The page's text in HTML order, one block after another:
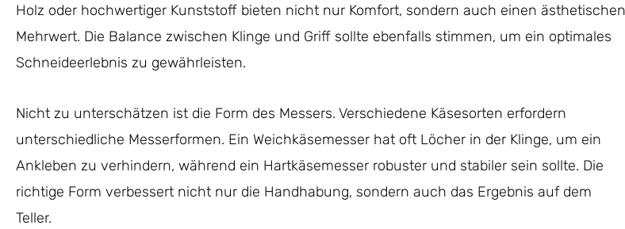
Holz oder hochwertiger Kunststoff bieten nicht nur Komfort, sondern auch einen ästhetischen
Mehrwert. Die Balance zwischen Klinge und Griff sollte ebenfalls stimmen, um ein optimales
Schneideerlebnis zu gewährleisten.
Nicht zu unterschätzen ist die Form des Messers. Verschiedene Käsesorten erfordern
unterschiedliche Messerformen. Ein Weichkäsemesser hat oft Löcher in der Klinge, um ein
Ankleben zu verhindern, während ein Hartkäsemesser robuster und stabiler sein sollte. Die
richtige Form verbessert nicht nur die Handhabung, sondern auch das Ergebnis auf dem
Teller.